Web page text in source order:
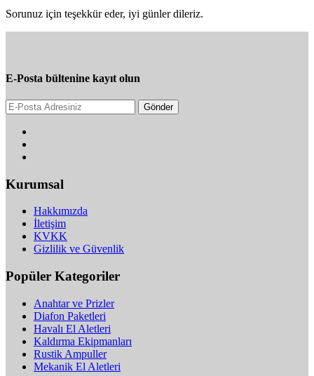
Sorunuz için teşekkür eder, iyi günler dileriz.
E-Posta bültenine kayıt olun
Gönder
Kurumsal
Hakkımızda
İletişim
KVKK
Gizlilik ve Güvenlik
Popüler Kategoriler
Anahtar ve Prizler
Diafon Paketleri
Havalı El Aletleri
Kaldırma Ekipmanları
Rustik Ampuller
Mekanik El Aletleri